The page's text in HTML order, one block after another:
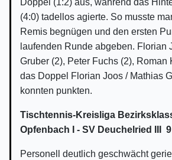
Doppel (1:2) aus, während das
(4:0) tadellos agierte. So musste
Remis begnügen und den ersten
laufenden Runde abgeben. Florian
Gruber (2), Peter Fuchs (2), Roman
das Doppel Florian Joos / Mathias
konnten punkten.
Tischtennis-Kreisliga
Opfenbach I - SV Deuchelried III
Personell deutlich geschwächt